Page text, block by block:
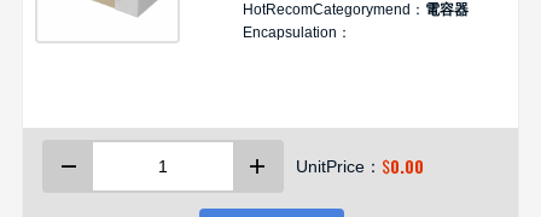
HotRecomCategorymend： 電容器
Encapsulation：
UnitPrice： $0.00